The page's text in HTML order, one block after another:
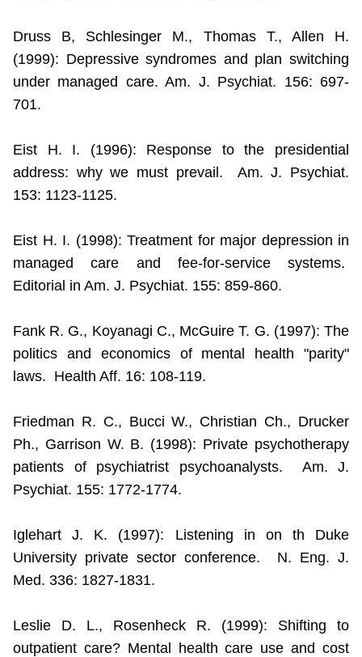
Druss B, Schlesinger M., Thomas T., Allen H.
(1999): Depressive syndromes and plan switching
under managed care. Am. J. Psychiat. 156: 697-
701.
Eist H. I. (1996): Response to the presidential
address: why we must prevail.
Am. J. Psychiat.
153: 1123-1125.
Eist H. I. (1998): Treatment for major depression in
managed care and fee-for-service systems.
Editorial in Am. J. Psychiat. 155: 859-860.
Fank R. G., Koyanagi C., McGuire T. G. (1997): The
politics and economics of mental health "parity"
laws. Health Aff. 16: 108-119.
Friedman R. C., Bucci W., Christian Ch., Drucker
Ph., Garrison W. B. (1998): Private psychotherapy
patients of psychiatrist psychoanalysts.
Am. J.
Psychiat. 155: 1772-1774.
Iglehart J. K. (1997): Listening in on th Duke
University private sector conference. N. Eng. J.
Med. 336: 1827-1831.
Leslie D. L., Rosenheck R. (1999): Shifting to
outpatient care? Mental health care use and cost